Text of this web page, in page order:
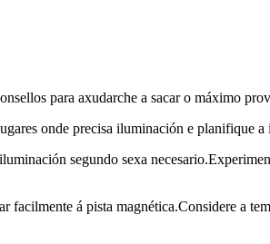
para axudarche a sacar o máximo
onde precisa iluminación e planifique a
segundo sexa
á pista magnética.Considere a